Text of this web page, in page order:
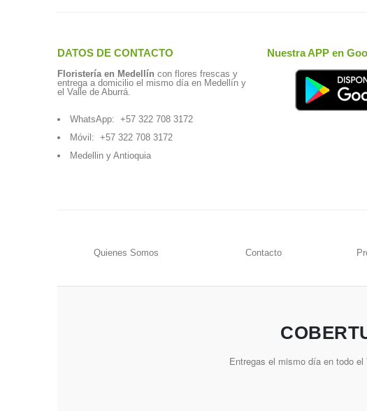
DATOS DE CONTACTO
Floristería en Medellín con flores frescas y
entrega a domicilio el mismo día en Medellín y
el Valle de Aburrá.
WhatsApp: +57 322 708 3172
Móvil: +57 322 708 3172
Medellin y Antioquia
Nuestra APP en
Quienes Somos Contacto
Entregas el mismo día en todo